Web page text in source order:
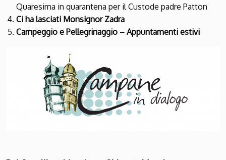
Quaresima in quarantena per il Custode padre Patton
Ci ha lasciati Monsignor Zadra
Campeggio e Pellegrinaggio – Appuntamenti estivi